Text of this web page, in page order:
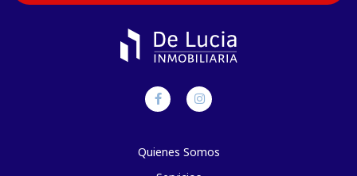
Quienes Somos